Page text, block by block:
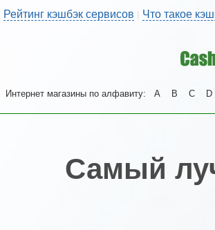
Рейтинг кэшбэк сервисов | Что такое
Интернет магазины по алфавиту: A B C D
Самый